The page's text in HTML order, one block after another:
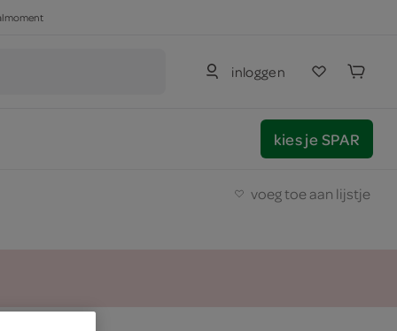
inloggen
kies je SPAR
voeg toe aan lijstje